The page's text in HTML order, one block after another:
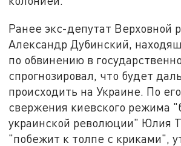
Ранее экс-депутат Верховной
Александр Дубинский,
по обвинению в
спрогнозировал, что будет
происходить на Украине. По
свержения киевского режима
украинской революции" Юлия
"побежит к толпе с криками",